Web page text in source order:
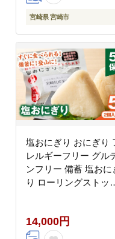
宮崎県 宮崎市
塩おにぎり おにぎり
レルギーフリー グル
ンフリー 備蓄 塩おに
り ローリングストッ
14,000円